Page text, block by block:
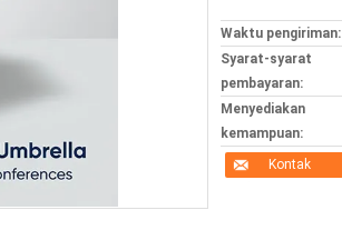
Waktu pengiriman:
Syarat-syarat
pembayaran:
Menyediakan
kemampuan:
Kontak